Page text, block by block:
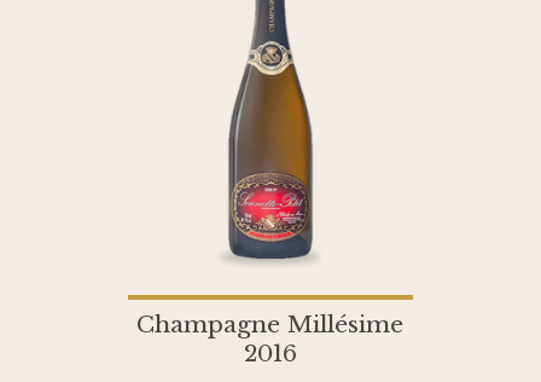
Champagne Millésime
2016